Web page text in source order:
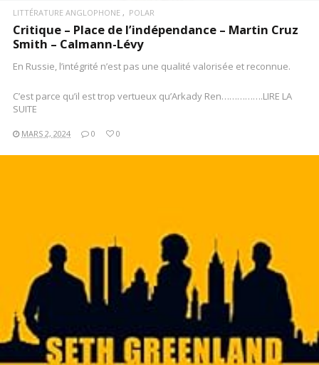
LITTÉRATURE ANGLOPHONE POLAR
Critique – Place de l’indépendance – Martin Cruz
Smith – Calmann-Lévy
En Russie, l’intégrité n’est pas une qualité valorisée et reconnue.
C’est parce qu’il est trop vertueux qu’Arkady Ren…………….LIRE LA
SUITE
MARS 2, 2024 0 0